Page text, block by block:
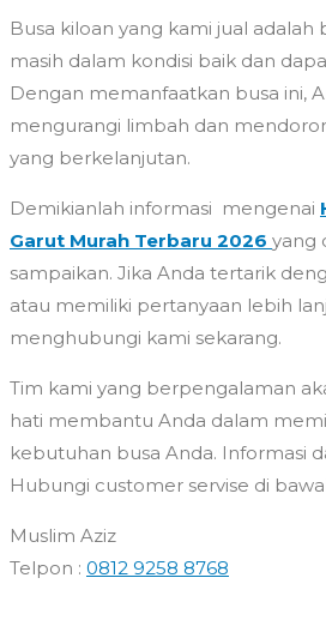
Busa kiloan yang kami jual adalah
masih dalam kondisi baik dan
Dengan memanfaatkan busa ini,
mengurangi limbah dan
yang berkelanjutan.
Demikianlah informasi mengenai
Garut Murah Terbaru 2026 yang
sampaikan. Jika Anda tertarik
atau memiliki pertanyaan lebih
menghubungi kami sekarang.
Tim kami yang berpengalaman
hati membantu Anda dalam
kebutuhan busa Anda. Informasi
Hubungi customer servise di
Muslim Aziz
Telpon : 0812 9258 8768